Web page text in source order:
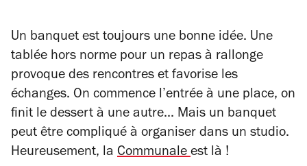
Un banquet est toujours une bonne idée. Une
tablée hors norme pour un repas à rallonge
provoque des rencontres et favorise les
échanges. On commence l’entrée à une place, on
finit le dessert à une autre... Mais un banquet
peut être compliqué à organiser dans un studio.
Heureusement, la Communaleest là !